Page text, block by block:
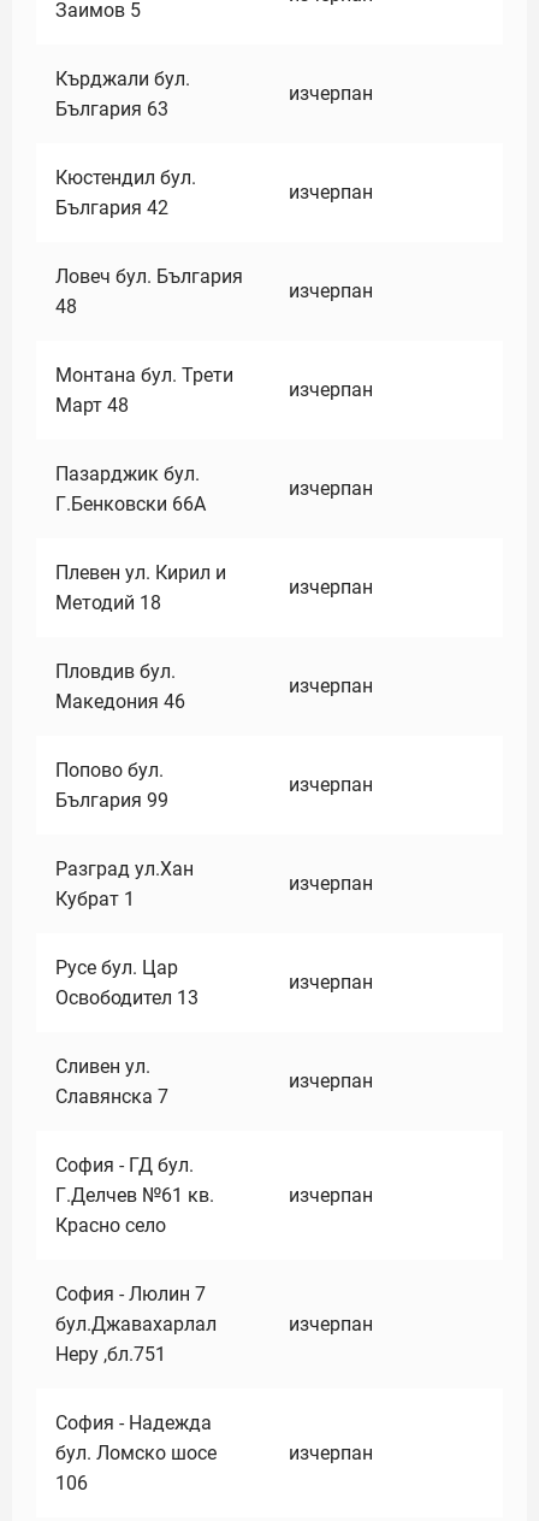
Заимов 5
Кърджали бул.
България 63
изчерпан
Кюстендил бул.
България 42
изчерпан
Ловеч бул. България
48
изчерпан
Монтана бул. Трети
Март 48
изчерпан
Пазарджик бул.
Г.Бенковски 66А
изчерпан
Плевен ул. Кирил и
Методий 18
изчерпан
Пловдив бул.
Македония 46
изчерпан
Попово бул.
България 99
изчерпан
Разград ул.Хан
Кубрат 1
изчерпан
Русе бул. Цар
Освободител 13
изчерпан
Сливен ул.
Славянска 7
изчерпан
София - ГД бул.
Г.Делчев №61 кв.
Красно село
изчерпан
София - Люлин 7
бул.Джавахарлал
Неру ,бл.751
изчерпан
София - Надежда
бул. Ломско шосе
106
изчерпан